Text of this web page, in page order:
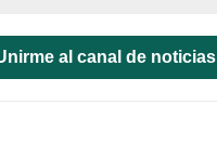
al canal de noticias